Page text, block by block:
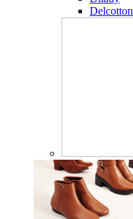
Delcotton